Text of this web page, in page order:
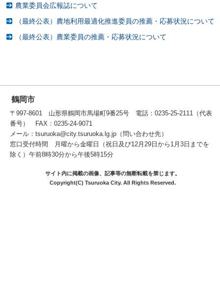
農業委員会広報誌について
（最終公表）農地利用最適化推進委員の推薦・応募状況について
（最終公表）農業委員の推薦・応募状況について
鶴岡市
〒997-8601 山形県鶴岡市馬場町9番25号 電話：0235-25-2111（代表
番号） FAX：0235-24-9071
メール：tsuruoka@city.tsuruoka.lg.jp（問い合わせ先）
窓口受付時間 月曜から金曜日（祝日及び12月29日から1月3日までを
除く）午前8時30分から午後5時15分
サイト内に掲載の画像、記事等の無断転載を禁じます。
Copyright(C) Tsuruoka City. All Rights Reserved.